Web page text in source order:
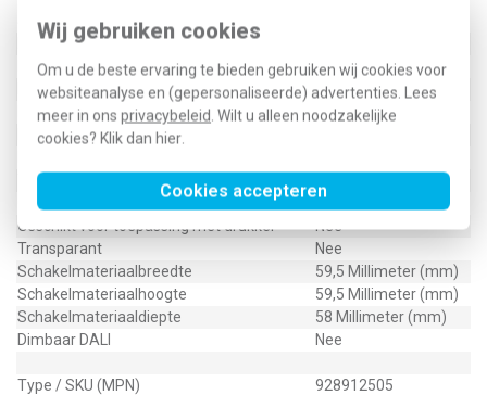
Wij gebruiken cookies
Om u de beste ervaring te bieden gebruiken wij cookies voor
websiteanalyse en (gepersonaliseerde) advertenties. Lees
meer in ons privacybeleid . Wilt u alleen noodzakelijke
cookies? Klik dan hier
Cookies accepteren
Specificatie
Nom. spanning
Montagewijze
Inbouwinstallatie
Bedieningswijze
Draai/drukknop
Kleur
Antraciet
Nom. (meet)stroom
Type regeling
Geschikt voor toepassing met IR-drukker
Nee
Geschikt voor toepassing met drukker
Nee
Transparant
Nee
Schakelmateriaalbreedte
59,5 Millimeter (mm)
Schakelmateriaalhoogte
59,5 Millimeter (mm)
Schakelmateriaaldiepte
58 Millimeter (mm)
Dimbaar DALI
Nee
Type / SKU (MPN)
928912505